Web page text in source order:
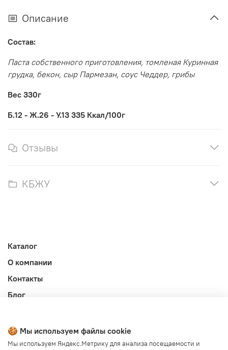
Описание
Состав:
Паста собственного приготовления, томленая Куринная
грудка, бекон, сыр Пармезан, соус Чеддер, грибы
Вес 330г
Б.12 - Ж.26 - У.13 335 Ккал/100г
Отзывы
КБЖУ
Каталог
О компании
Контакты
Блог
Публичная оферта
Политика конфиденциальности и обработки ПД
🍪 Мы используем файлы cookie
Мы используем Яндекс.Метрику для анализа посещаемости и